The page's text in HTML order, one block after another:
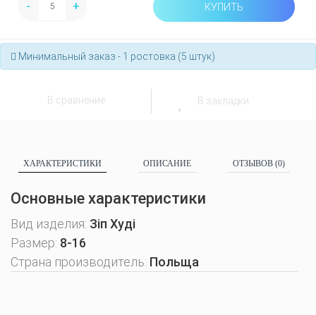
- + КУПИТЬ
Минимальный заказ - 1 ростовка (5 штук)
В сравнение В закладки
ХАРАКТЕРИСТИКИ ОПИСАНИЕ ОТЗЫВОВ (0)
Основные характеристики
Вид изделия: Зіп Худі
Размер: 8-16
Страна производитель: Польща